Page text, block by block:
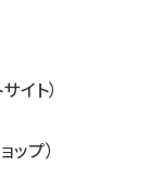
ト）
プ）